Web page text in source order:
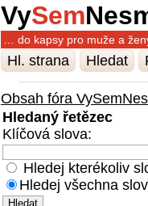
VySem
… do kapsy pro muže a
Hl. strana Hledat
Obsah fóra
Hledaný řetězec
Klíčová slova:
Hledej kterékoliv
Hledej všechna